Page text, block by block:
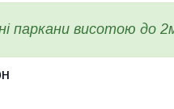
паркани висотою до